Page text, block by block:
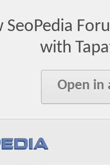
SeoPedia
with
Open in